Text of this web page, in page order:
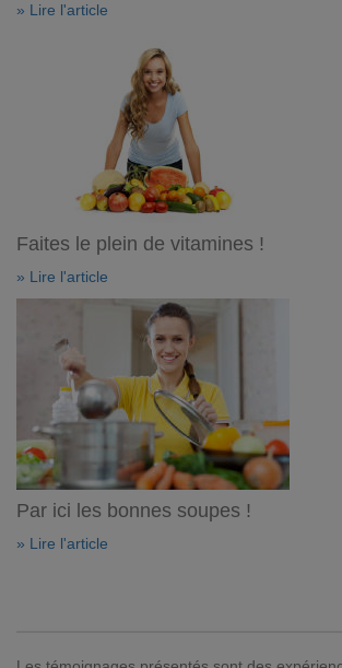
» Lire l'article
Faites le plein de vitamines !
» Lire l'article
Par ici les bonnes soupes !
» Lire l'article